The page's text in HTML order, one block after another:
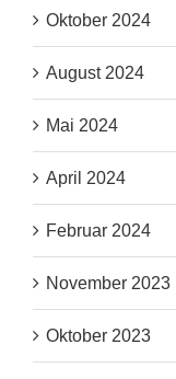
Oktober 2024
August 2024
Mai 2024
April 2024
Februar 2024
November 2023
Oktober 2023